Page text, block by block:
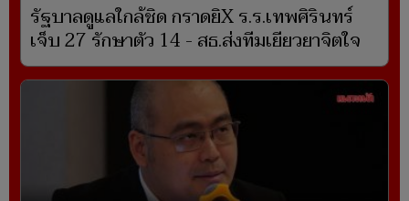
รัฐบาลดูแลใกล้ชิด กราดยิX ร.ร.เทพศิรินทร์
เจ็บ 27 รักษาตัว 14 - สธ.ส่งทีมเยียวยาจิตใจ